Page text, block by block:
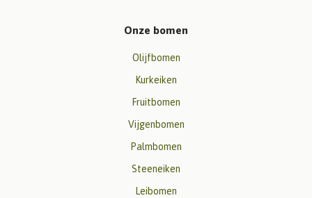
Onze bomen
Olijfbomen
Kurkeiken
Fruitbomen
Vijgenbomen
Palmbomen
Steeneiken
Leibomen